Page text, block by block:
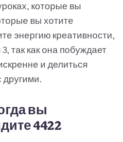
которые вы
вы хотите
энергию креативности,
так как она побуждает
и делиться
другими.
вы
4422